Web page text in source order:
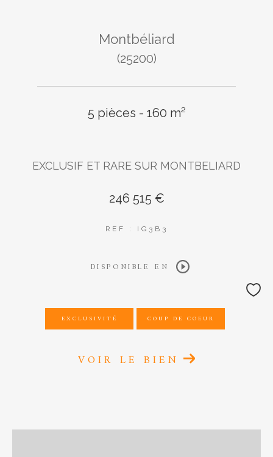
Montbéliard
(25200)
5 pièces - 160 m²
EXCLUSIF ET RARE SUR MONTBELIARD
246 515 €
REF : IG3B3
DISPONIBLE EN
EXCLUSIVITÉ COUP DE COEUR
VOIR LE BIEN